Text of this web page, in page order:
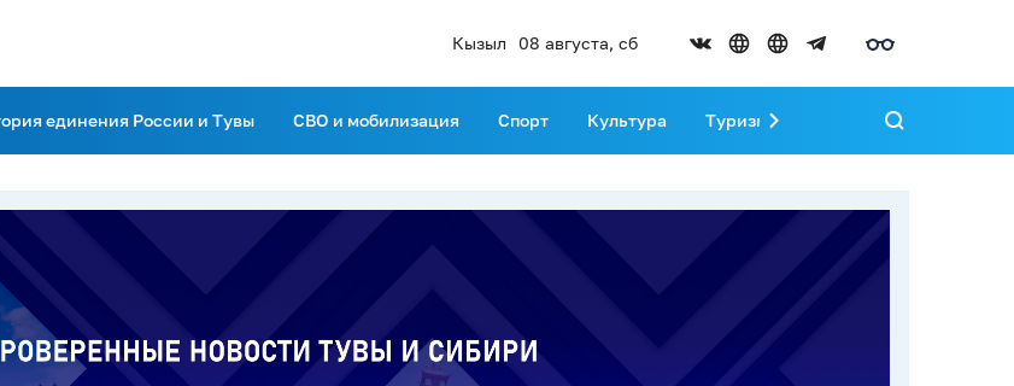
Кызыл 08 августа, сб
единения России и Тувы СВО и мобилизация Спорт Культура Туризм Развитие Тувы